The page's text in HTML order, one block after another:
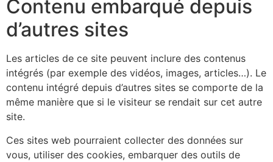
Contenu embarqué depuis
d’autres sites
Les articles de ce site peuvent inclure des contenus
intégrés (par exemple des vidéos, images, articles…). Le
contenu intégré depuis d’autres sites se comporte de la
même manière que si le visiteur se rendait sur cet autre
site.
Ces sites web pourraient collecter des données sur
vous, utiliser des cookies, embarquer des outils de